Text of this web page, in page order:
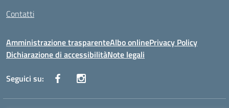
Contatti
Amministrazione trasparenteAlbo onlinePrivacy Policy
Dichiarazione di accessibilitàNote legali
Seguici su: